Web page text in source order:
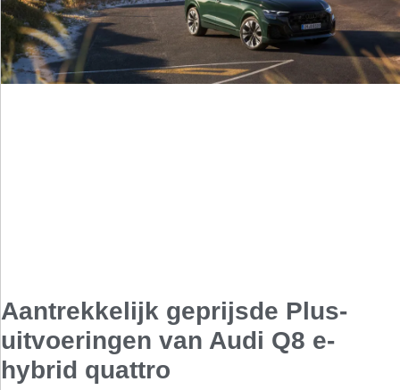
Aantrekkelijk geprijsde Plus-
uitvoeringen van Audi Q8 e-
hybrid quattro